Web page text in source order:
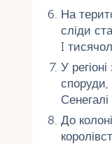
На
сліди
I
У
споруди,
Сенегалі
До